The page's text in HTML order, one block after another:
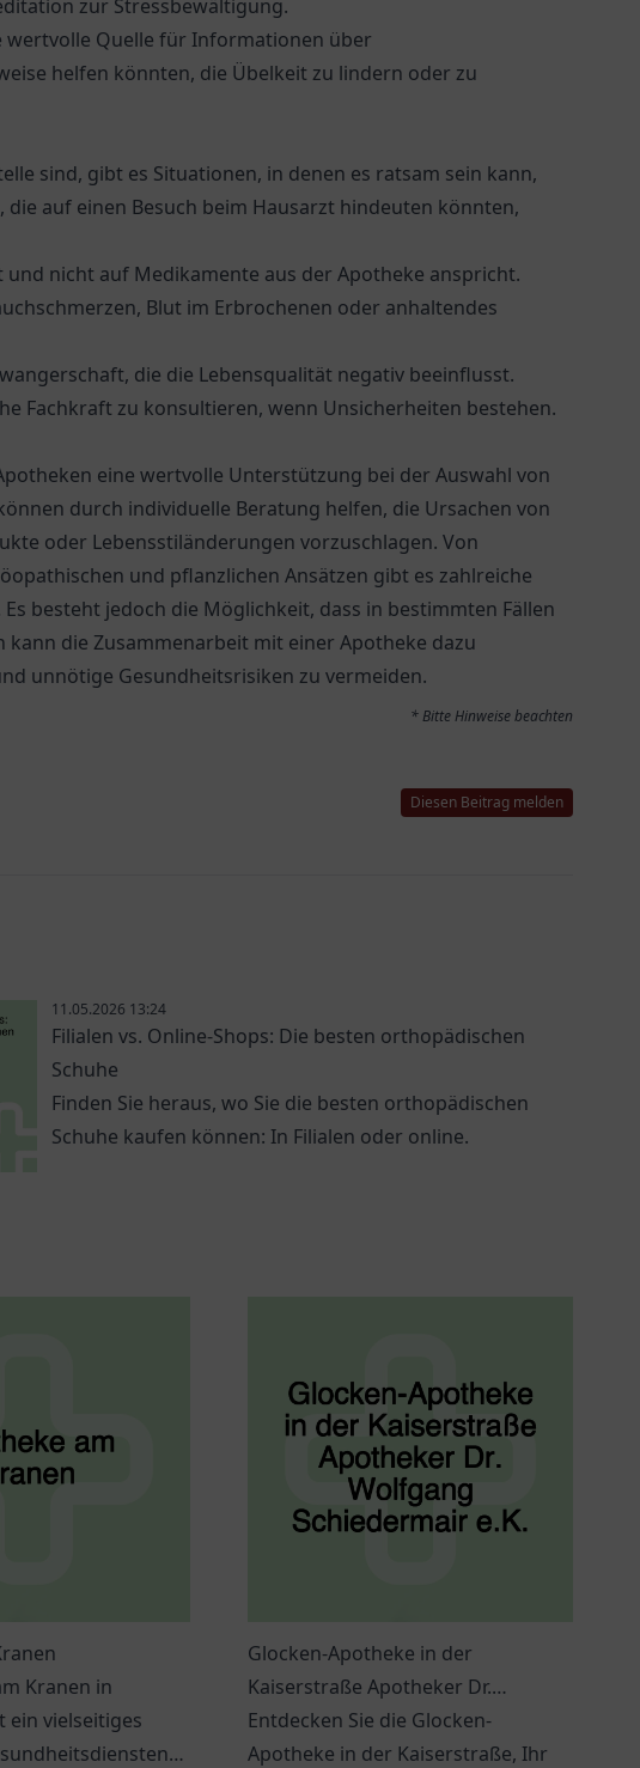
zur Stressbewältigung.
Quelle für Informationen über
helfen könnten, die Übelkeit zu lindern oder zu
sind, gibt es Situationen, in denen es ratsam sein kann,
die auf einen Besuch beim Hausarzt hindeuten könnten,
nicht auf Medikamente aus der Apotheke anspricht.
Blut im Erbrochenen oder anhaltendes
die die Lebensqualität negativ beeinflusst.
Fachkraft zu konsultieren, wenn Unsicherheiten bestehen.
eine wertvolle Unterstützung bei der Auswahl von
durch individuelle Beratung helfen, die Ursachen von
oder Lebensstiländerungen vorzuschlagen. Von
und pflanzlichen Ansätzen gibt es zahlreiche
besteht jedoch die Möglichkeit, dass in bestimmten Fällen
die Zusammenarbeit mit einer Apotheke dazu
unnötige Gesundheitsrisiken zu vermeiden.
* Bitte Hinweise beachten
Diesen Beitrag melden
11.05.2026 13:24
Filialen vs. Online-Shops: Die besten orthopädischen
Schuhe
Finden Sie heraus, wo Sie die besten orthopädischen
Schuhe kaufen können: In Filialen oder online.
Kranen in
ein vielseitiges
Glocken-Apotheke in der
Kaiserstraße Apotheker Dr.
Wolfgang Schiedermair e.K.
Entdecken Sie die Glocken-
Apotheke in der Kaiserstraße, Ihr